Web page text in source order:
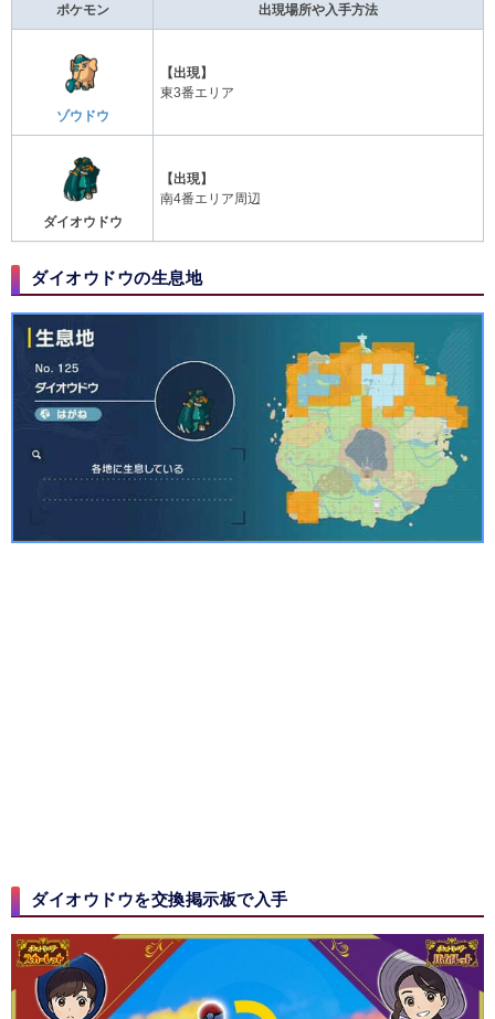
ポケモン 出現場所や入手方法
ゾウドウ
【出現】
東3番エリア
ダイオウドウ
【出現】
南4番エリア周辺
ダイオウドウの生息地
ダイオウドウを交換掲示板で入手